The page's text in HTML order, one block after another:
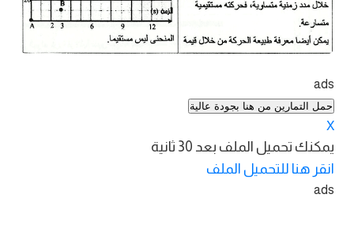
ads
حمل التمارين من هنا بجودة عالية
X
يمكنك تحميل الملف بعد 30 ثانية
انقر هنا للتحميل الملف
ads